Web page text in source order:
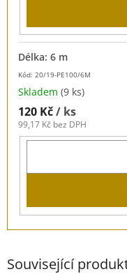
Kód: 20/19-PE100/6M
Délka: 6 m
Skladem (9 ks)
120 Kč/ ks
99,17 Kč bez DPH
Související